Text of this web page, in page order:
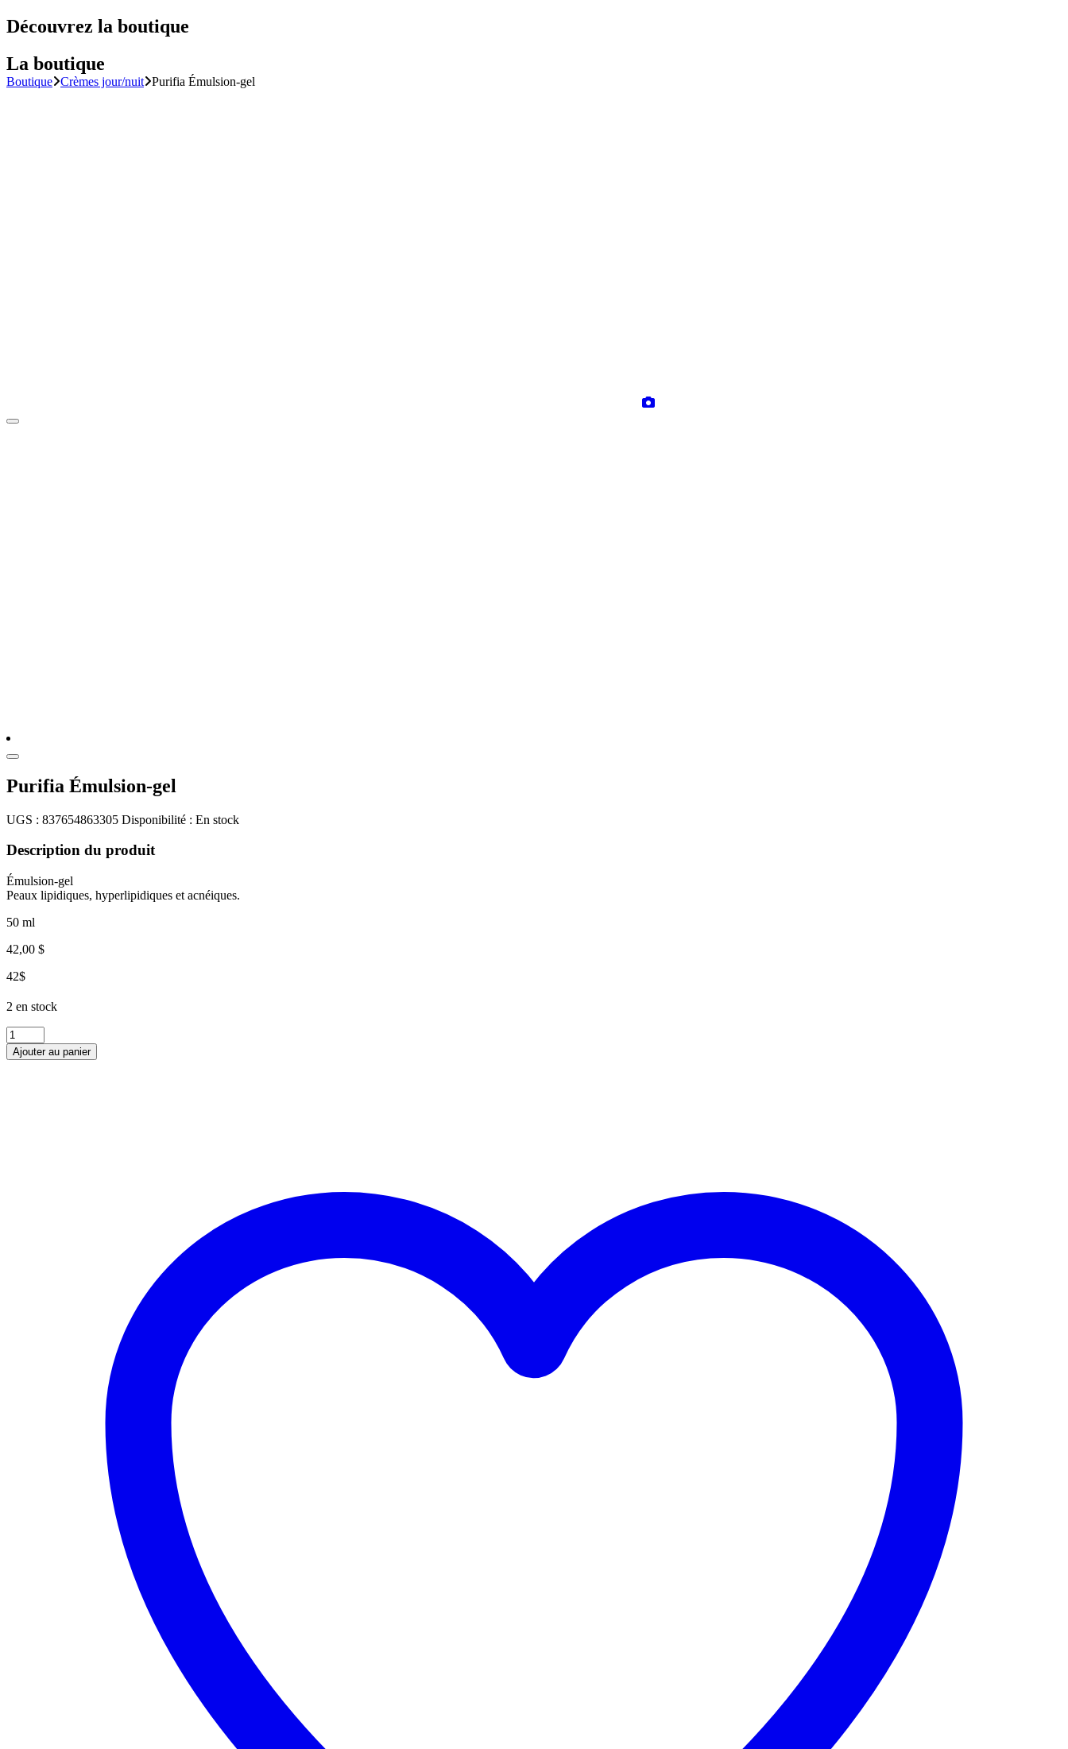
Découvrez la boutique
La boutique
Boutique Crèmes jour/nuit Purifia Émulsion-gel
Purifia Émulsion-gel
UGS : 837654863305 Disponibilité : En stock
Description du produit
Émulsion-gel
Peaux lipidiques, hyperlipidiques et acnéiques.
50 ml
42,00 $
42$
2 en stock
quantité
de
Purifia
Ajouter au panier